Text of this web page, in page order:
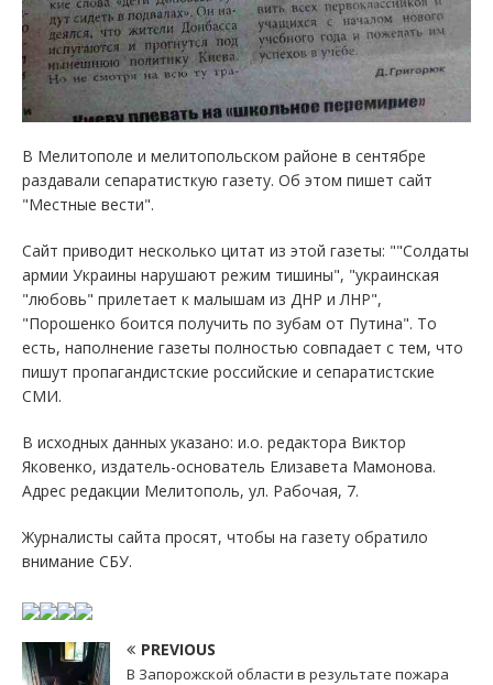
В Мелитополе и мелитопольском районе в сентябре
раздавали сепаратисткую газету. Об этом пишет сайт
"Местные вести".
Сайт приводит несколько цитат из этой газеты: ""Солдаты
армии Украины нарушают режим тишины", "украинская
"любовь" прилетает к малышам из ДНР и ЛНР",
"Порошенко боится получить по зубам от Путина". То
есть, наполнение газеты полностью совпадает с тем, что
пишут пропагандистские российские и сепаратистские
СМИ.
В исходных данных указано: и.о. редактора Виктор
Яковенко, издатель-основатель Елизавета Мамонова.
Адрес редакции Мелитополь, ул. Рабочая, 7.
Журналисты сайта просят, чтобы на газету обратило
внимание СБУ.
PREVIOUS
В Запорожской области в результате пожара